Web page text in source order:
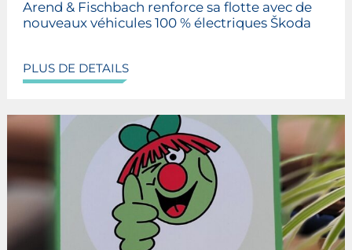
Arend & Fischbach renforce sa flotte avec de
nouveaux véhicules 100 % électriques Škoda
PLUS DE DETAILS